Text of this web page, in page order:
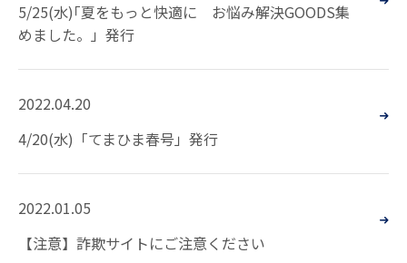
5/25(水)｢夏をもっと快適に お悩み解決GOODS集
めました。」発行
2022.04.20
4/20(水)「てまひま春号」発行
2022.01.05
【注意】詐欺サイトにご注意ください